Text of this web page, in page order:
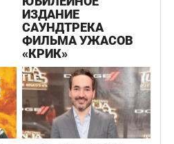
ИЗДАНИЕ
САУНДТРЕКА
ФИЛЬМА УЖАСОВ
«КРИК»